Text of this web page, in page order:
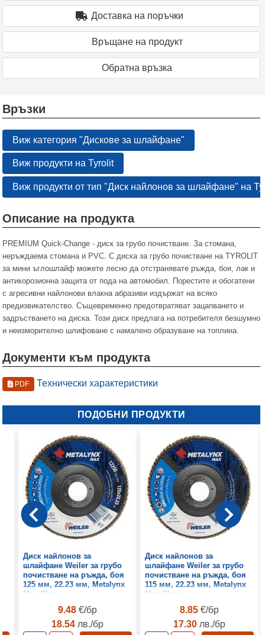
Доставка на поръчки
Връщане на продукт
Oбратна връзка
Връзки
Виж категория "Дискове за шлайфане"
Виж продукти на Tyrolit
Виж продукти от тип "Диск найлонов за шлайфане" на
Описание на продукта
PREMIUM Quick-Change - диск за грубо почистване. За стомана,
неръждаема стомана и PVC. С диска за грубо почистване на TYROLIT
за мини ъглошлайф можете лесно да отстранявате ръжда, боя, лак и
антикорозионна защита от пода на автомобил. Порестите и обогатени
с агресивни найлонови влакна абразиви издържат на всяко
предизвикателство. Същевременно предотвратяват зацапването и
задръстването на диска. Този диск предлага на потребителя безшумно
и неизморително шлифоване с намалено образуване на топлина.
Документи към продукта
PDF Технически характеристики
ПОДОБНИ ПРОДУКТИ
Диск найлонов за
шлайфане Weiler за грубо
почистване на ръжда, боя
125 мм, 22.23 мм, Metalynx
Max Clean
9.48 €/бр
18.54 лв./бр
Диск найлонов за
шлайфане Weiler за грубо
почистване на ръжда, боя
115 мм, 22.23 мм, Metalynx
Max Clean
8.85 €/бр
17.30 лв./бр